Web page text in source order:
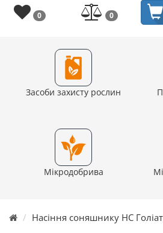
0 0
Засоби захисту рослин
Мікродобрива
Насіння соняшнику НС Голіат